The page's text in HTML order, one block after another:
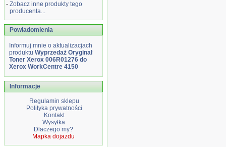
- Zobacz inne produkty tego
producenta...
Powiadomienia
Informuj mnie o aktualizacjach
produktu Wyprzedaż Oryginał
Toner Xerox 006R01276 do
Xerox WorkCentre 4150
Informacje
Regulamin sklepu
Polityka prywatności
Kontakt
Wysyłka
Dlaczego my?
Mapka dojazdu